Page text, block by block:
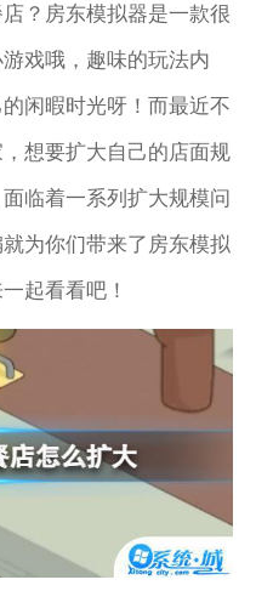
？房东模拟器是一款很
戏哦，趣味的玩法内
闲暇时光呀！而最近不
想要扩大自己的店面规
临着一系列扩大规模问
为你们带来了房东模拟
起看看吧！